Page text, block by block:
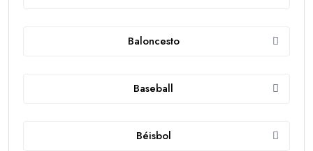
Baloncesto
Baseball
Béisbol